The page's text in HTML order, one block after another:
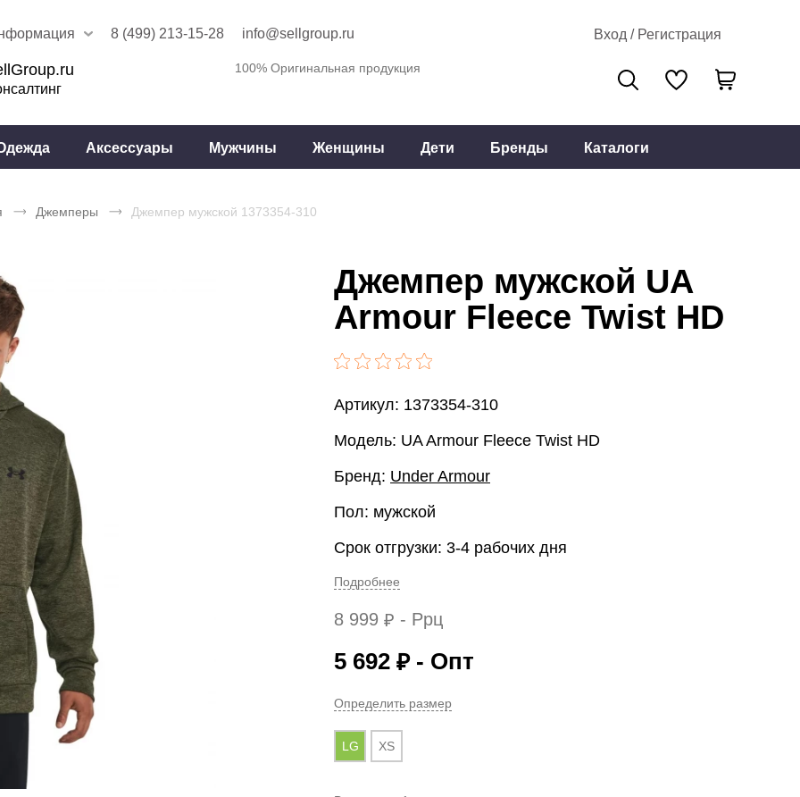
8 (499) 213-15-28 info@sellgroup.ru Вход / Регистрация
100% Оригинальная продукция
Аксессуары Мужчины Женщины Дети Бренды Каталоги
Джемперы Джемпер мужской 1373354-310
Джемпер мужской UA
Armour Fleece Twist HD
Артикул: 1373354-310
Модель: UA Armour Fleece Twist HD
Бренд: Under Armour
Пол: мужской
Срок отгрузки: 3-4 рабочих дня
Подробнее
8 999 ₽ - Ррц
5 692 ₽- Опт
Определить размер
LG XS